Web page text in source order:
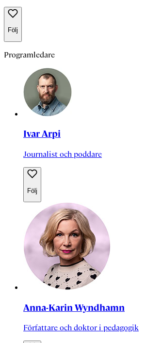
Följ
Programledare
Ivar Arpi
Journalist och poddare
Följ
Anna-Karin Wyndhamn
Författare och doktor i pedagogik